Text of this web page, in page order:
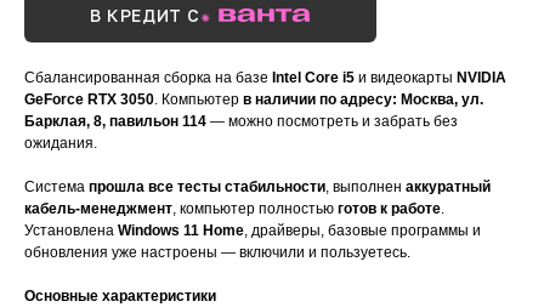
В КРЕДИТ С
Сбалансированная сборка на базе Intel Core i5 и видеокарты NVIDIA
GeForce RTX 3050. Компьютер в наличии по адресу: Москва, ул.
Барклая, 8, павильон 114 — можно посмотреть и забрать без
ожидания.
Система прошла все тесты стабильности, выполнен аккуратный
кабель-менеджмент, компьютер полностью готов к работе.
Установлена Windows 11 Home, драйверы, базовые программы и
обновления уже настроены — включили и пользуетесь.
Основные характеристики